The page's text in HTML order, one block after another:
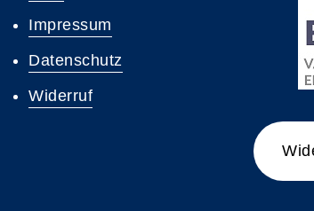
Impressum
Datenschutz
Widerruf